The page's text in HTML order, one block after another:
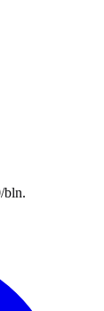
bln.